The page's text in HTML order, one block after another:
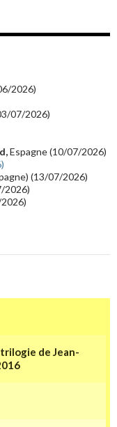
Synthé 80's
(14)
2026)
07/2026)
Espagne (10/07/2026)
(13/07/2026)
2026)